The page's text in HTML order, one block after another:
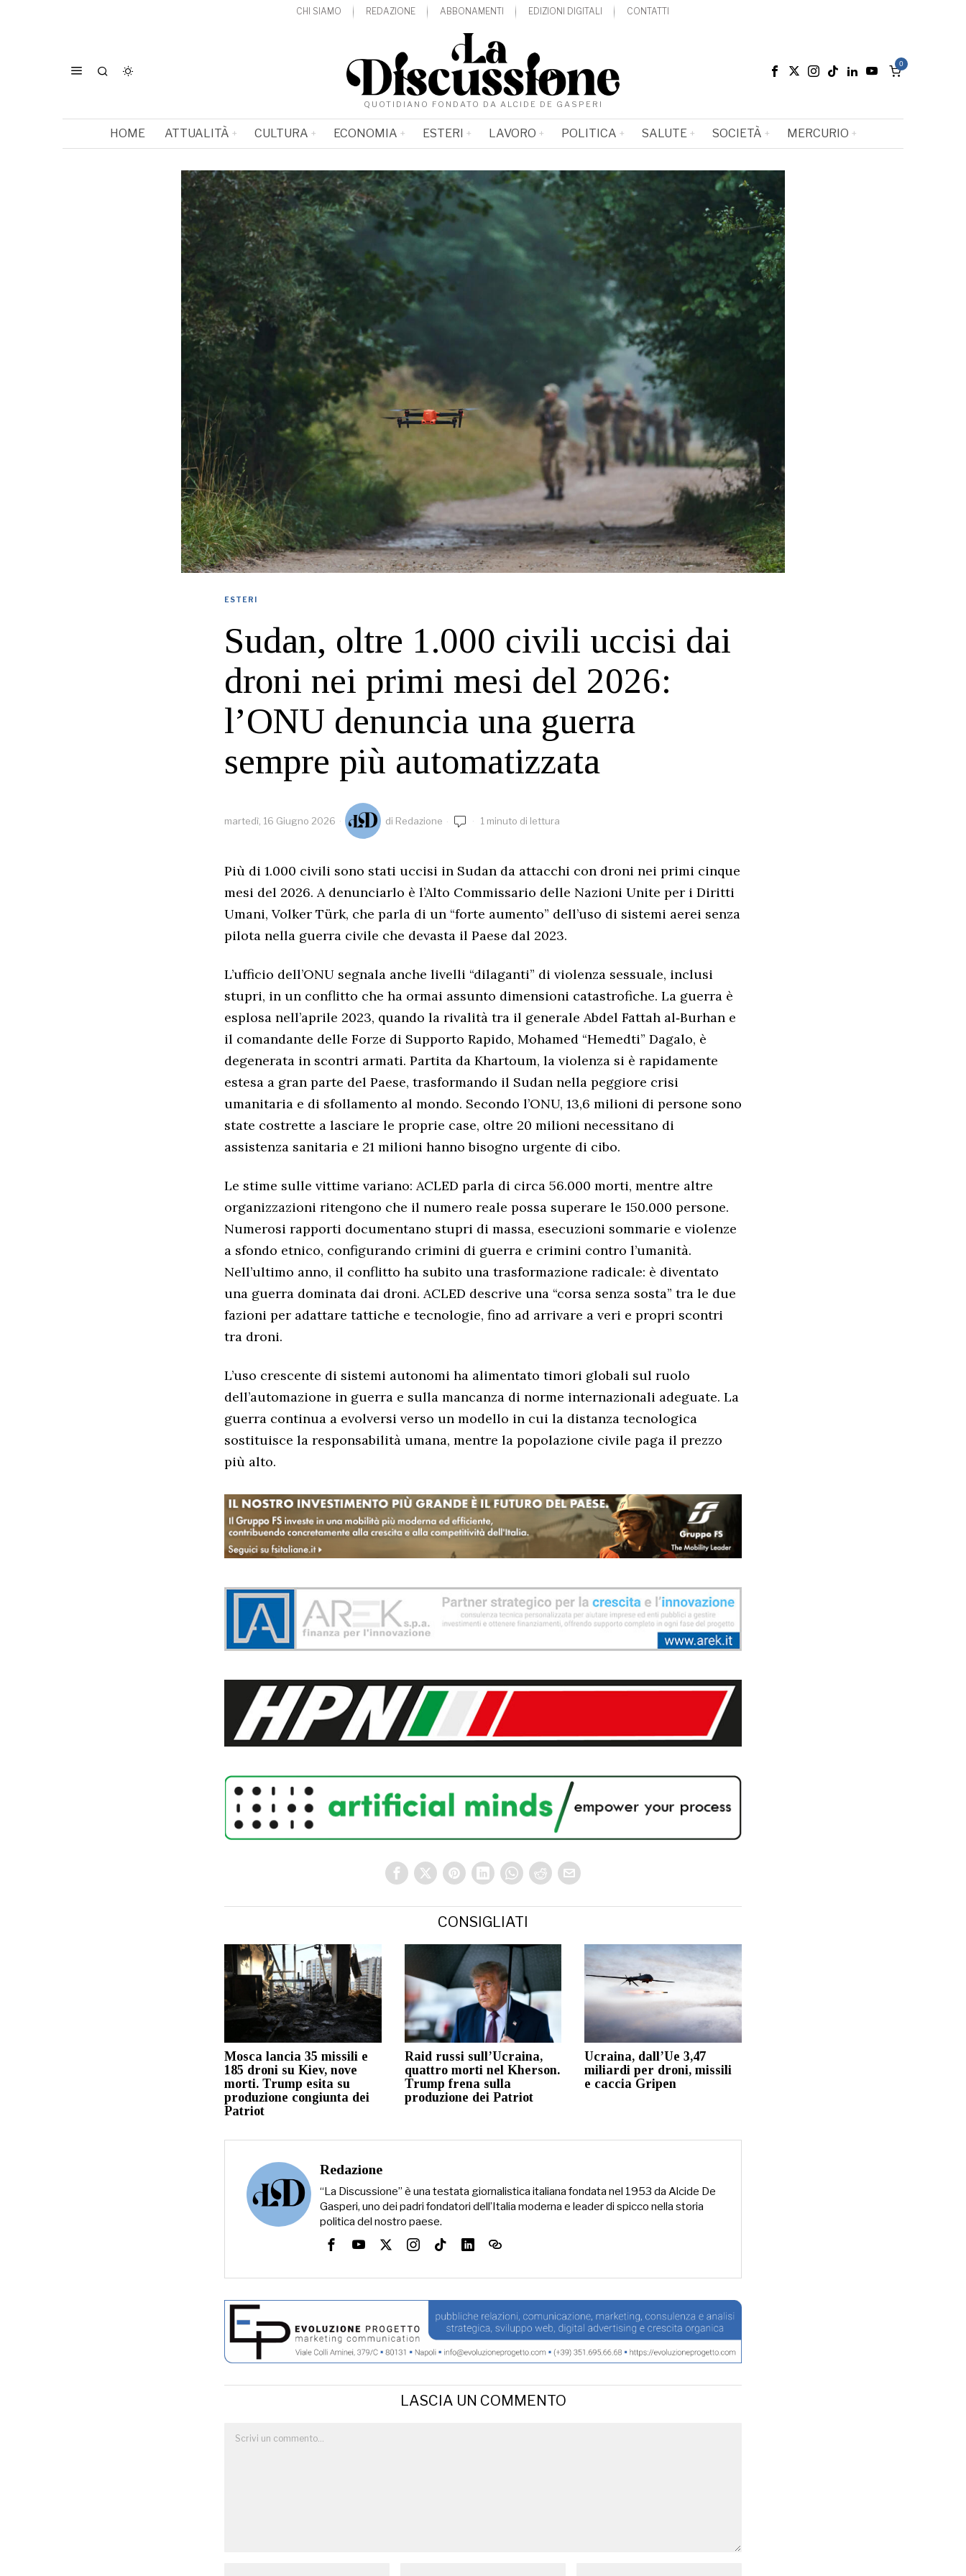
CHI SIAMO REDAZIONE ABBONAMENTI EDIZIONI DIGITALI CONTATTI
QUOTIDIANO FONDATO DA ALCIDE DE GASPERI
0
HOME ATTUALITÀ CULTURA ECONOMIA ESTERI LAVORO POLITICA SALUTE SOCIETÀ MERCURIO
ESTERI
Sudan, oltre 1.000 civili uccisi dai
droni nei primi mesi del 2026:
l’ONU denuncia una guerra
sempre più automatizzata
martedì, 16 Giugno 2026 di Redazione 1 minuto di lettura
Più di 1.000 civili sono stati uccisi in Sudan da attacchi con droni nei primi cinque
mesi del 2026. A denunciarlo è l’Alto Commissario delle Nazioni Unite per i Diritti
Umani, Volker Türk, che parla di un “forte aumento” dell’uso di sistemi aerei senza
pilota nella guerra civile che devasta il Paese dal 2023.
L’ufficio dell’ONU segnala anche livelli “dilaganti” di violenza sessuale, inclusi
stupri, in un conflitto che ha ormai assunto dimensioni catastrofiche. La guerra è
esplosa nell’aprile 2023, quando la rivalità tra il generale Abdel Fattah al‑Burhan e
il comandante delle Forze di Supporto Rapido, Mohamed “Hemedti” Dagalo, è
degenerata in scontri armati. Partita da Khartoum, la violenza si è rapidamente
estesa a gran parte del Paese, trasformando il Sudan nella peggiore crisi
umanitaria e di sfollamento al mondo. Secondo l’ONU, 13,6 milioni di persone sono
state costrette a lasciare le proprie case, oltre 20 milioni necessitano di
assistenza sanitaria e 21 milioni hanno bisogno urgente di cibo.
Le stime sulle vittime variano: ACLED parla di circa 56.000 morti, mentre altre
organizzazioni ritengono che il numero reale possa superare le 150.000 persone.
Numerosi rapporti documentano stupri di massa, esecuzioni sommarie e violenze
a sfondo etnico, configurando crimini di guerra e crimini contro l’umanità.
Nell’ultimo anno, il conflitto ha subito una trasformazione radicale: è diventato
una guerra dominata dai droni. ACLED descrive una “corsa senza sosta” tra le due
fazioni per adattare tattiche e tecnologie, fino ad arrivare a veri e propri scontri
tra droni.
L’uso crescente di sistemi autonomi ha alimentato timori globali sul ruolo
dell’automazione in guerra e sulla mancanza di norme internazionali adeguate. La
guerra continua a evolversi verso un modello in cui la distanza tecnologica
sostituisce la responsabilità umana, mentre la popolazione civile paga il prezzo
più alto.
CONSIGLIATI
Mosca lancia 35 missili e
185 droni su Kiev, nove
morti. Trump esita su
produzione congiunta dei
Patriot
Raid russi sull’Ucraina,
quattro morti nel Kherson.
Trump frena sulla
produzione dei Patriot
Ucraina, dall’Ue 3,47
miliardi per droni, missili
e caccia Gripen
Redazione
“La Discussione” è una testata giornalistica italiana fondata nel 1953 da Alcide De
Gasperi, uno dei padri fondatori dell’Italia moderna e leader di spicco nella storia
politica del nostro paese.
LASCIA UN COMMENTO